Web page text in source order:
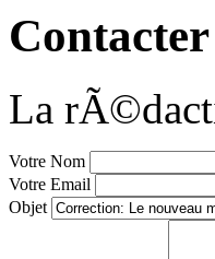
Contacter
La
Votre Nom
Votre Email
Objet